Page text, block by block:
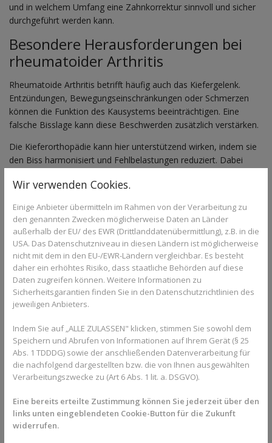
und in welchem Umfang eine Zahnkorrektur sinnvoll und sicher
durchgeführt werden kann.
Besondere Herausforderungen bei
rheumatoider Arthritis
Rheumatoide Arthritis betrifft häufig auch das Kiefergelenk.
Entzündungen, Bewegungseinschränkungen oder Schmerzen
können die Funktion des Kausystems beeinträchtigen. Eine
falsche Bisslage kann diese Beschwerden zusätzlich verstärken.
Die Kieferorthopädie kann hier unterstützend wirken, indem sie
den Biss harmonisiert und Fehlbelastungen reduziert. Dabei
Gewebe nicht zusätzlich zu reizen.
Sjögren-Syndrom und
kieferorthopädische Therapie
Beim Sjögren-Syndrom ist die reduzierte Speichelproduktion
eine zentrale Herausforderung. Ein trockener Mund erhöht das
Risiko für Karies, Zahnfleischentzündungen und
Schleimhautreizungen.
In solchen Fällen sind herausnehmbare, gut zu reinigende
Systeme wie Aligner häufig besser geeignet als feste
Zahnspangen. Eine intensive Begleitung der Mundhygiene ist
unerlässlich, um die Zahngesundheit während der Behandlung
zu schützen.
Methoden
In der Praxis von Dr. Barloi wird bei Patientinnen und Patienten
Wir verwenden Cookies.
Einige Anbieter übermitteln im Rahmen von der Verarbeitung zu
den genannten Zwecken möglicherweise Daten an Länder
außerhalb der EU/ des EWR (Drittlanddatenübermittlung), z.B. in die
USA. Das Datenschutzniveau in diesen Ländern ist möglicherweise
nicht mit dem in den EU-/EWR-Ländern vergleichbar. Es besteht
daher ein erhöhtes Risiko, dass staatliche Behörden auf diese
Daten zugreifen können. Weitere Informationen zu
Sicherheitsgarantien finden Sie in den Datenschutzrichtlinien des
jeweiligen Anbieters.
Indem Sie auf „ALLE ZULASSEN" klicken, stimmen Sie sowohl dem
Speichern und Abrufen von Informationen auf Ihrem Gerät (§ 25
Abs. 1 TDDDG) sowie der anschließenden Datenverarbeitung für
die nachfolgend dargestellten bzw. die von Ihnen ausgewählten
Verarbeitungszwecke zu (Art 6 Abs. 1 lit. a. DSGVO).
Eine bereits erteilte Zustimmung können Sie jederzeit über den
links unten eingeblendeten Cookie-Button für die Zukunft
widerrufen.